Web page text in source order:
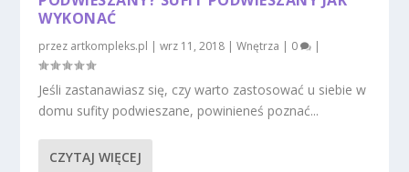
WYKONAĆ
przez artkompleks.pl |wrz 11, 2018 |Wnętrza | 0 |
Jeśli zastanawiasz się, czy warto zastosować u siebie w
domu sufity podwieszane, powinieneś poznać...
CZYTAJ WIĘCEJ